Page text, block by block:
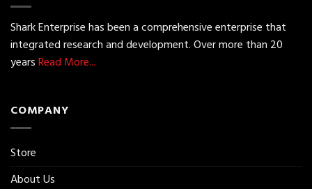
Shark Enterprise has been a comprehensive enterprise that
integrated research and development. Over more than 20
yearsRead More...
COMPANY
Store
About Us